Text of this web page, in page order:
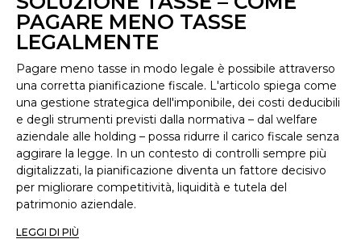
PAGARE MENO TASSE
LEGALMENTE
Pagare meno tasse in modo legale è possibile attraverso
una corretta pianificazione fiscale. L'articolo spiega come
una gestione strategica dell'imponibile, dei costi deducibili
e degli strumenti previsti dalla normativa – dal welfare
aziendale alle holding – possa ridurre il carico fiscale senza
aggirare la legge. In un contesto di controlli sempre più
digitalizzati, la pianificazione diventa un fattore decisivo
per migliorare competitività, liquidità e tutela del
patrimonio aziendale.
LEGGI DI PIÙ